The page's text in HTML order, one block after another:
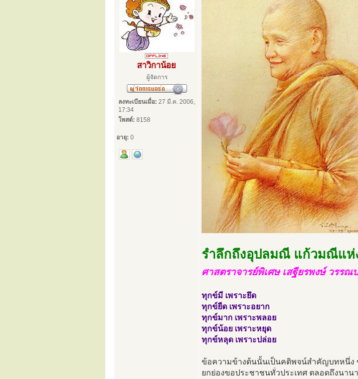
สาวิกาน้อย
ผู้จัดการ
ลงทะเบียนเมื่อ: 27 มี.ค. 2006,
17:34
โพสต์: 8158
อายุ: 0
รำลึกถึงอุปลมณี แก้วมณีแห่
ศาสตราจารย์พิเศษ เสฐียรพงษ์ วรรณ
ทุกข์มี เพราะยึด
ทุกข์ยืด เพราะอยาก
ทุกข์มาก เพราะพลอย
ทุกข์น้อย เพราะหยุด
ทุกข์หลุด เพราะปล่อย
ข้อความข้างต้นนั้นเป็นคติพจน์สำคัญบทหนึ่ง
ยกย่องขอประชาชนทั่วประเทศ ตลอดถึงนาน